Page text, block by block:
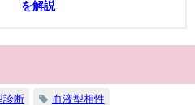
を解説
診断 血液型相性